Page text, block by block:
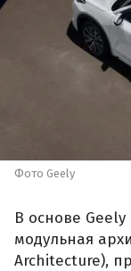
Фото Geely
В основе Geely
модульная
Architecture),